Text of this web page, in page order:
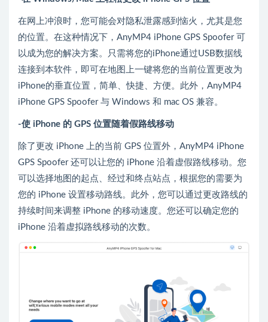
在网上冲浪时，您可能会对隐私泄露感到恼火，尤其是您
的位置。在这种情况下，AnyMP4 iPhone GPS Spoofer 可
以成为您的解决方案。只需将您的iPhone通过USB数据线
连接到本软件，即可在地图上一键将您的当前位置更改为
iPhone的垂直位置，简单、快捷、方便。此外，AnyMP4
iPhone GPS Spoofer 与 Windows 和 mac OS 兼容。
-使 iPhone 的 GPS 位置随着假路线移动
除了更改 iPhone 上的当前 GPS 位置外，AnyMP4 iPhone
GPS Spoofer 还可以让您的 iPhone 沿着虚假路线移动。您
可以选择地图的起点、经过和终点站点，根据您的需要为
您的 iPhone 设置移动路线。此外，您可以通过更改路线的
持续时间来调整 iPhone 的移动速度。您还可以确定您的
iPhone 沿着虚拟路线移动的次数。